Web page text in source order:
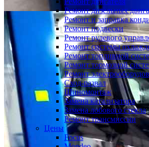
Ремонт дизельных
Ремонт и заправка
Ремонт подвески
Ремонт рулевого
Ремонт системы
Ремонт топливной
Ремонт тормозной
Ремонт
Сход-развал
Шиномонтаж
Замена катализатора
Замена лобового стекла
Ремонт трансмиссии
Цены
Focus